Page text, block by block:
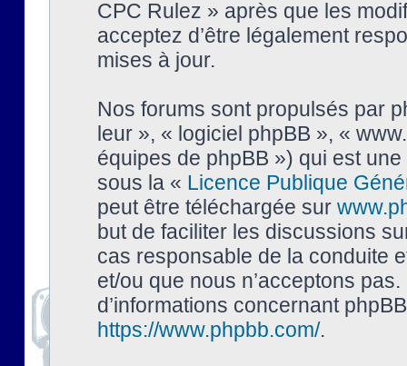
CPC Rulez » après que les
acceptez d’être légalement
mises à jour.
Nos forums sont propulsés par
leur », « logiciel phpBB », «
équipes de phpBB ») qui est
sous la « Licence Publique
peut être téléchargée sur
but de faciliter les discussions
cas responsable de la conduite
et/ou que nous n’acceptons
d’informations concernant
https://www.phpbb.com/.